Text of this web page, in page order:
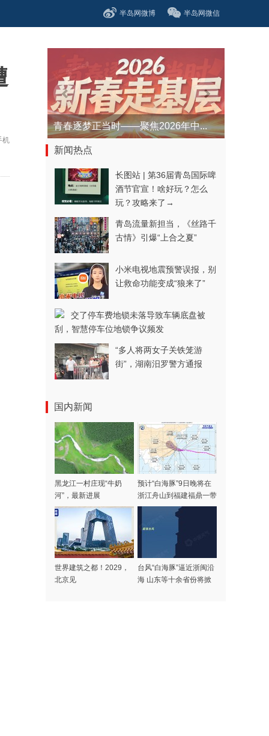
半岛网微博 半岛网微信
机
青春逐梦正当时——聚焦2026年中...
新闻热点
长图站 | 第36届青岛国际啤
酒节官宣！啥好玩？怎么
玩？攻略来了→
青岛流量新担当，《丝路千
古情》引爆“上合之夏”
小米电视地震预警误报，别
让救命功能变成“狼来了”
交了停车费地锁未落导致车辆底盘被
刮，智慧停车位地锁争议频发
“多人将两女子关铁笼游
街”，湖南汨罗警方通报
国内新闻
黑龙江一村庄现“牛奶
河”，最新进展
预计“白海豚”9日晚将在
浙江舟山到福建福鼎一带
沿海登陆
世界建筑之都！2029，
北京见
台风“白海豚”逼近浙闽沿
海 山东等十余省份将掀